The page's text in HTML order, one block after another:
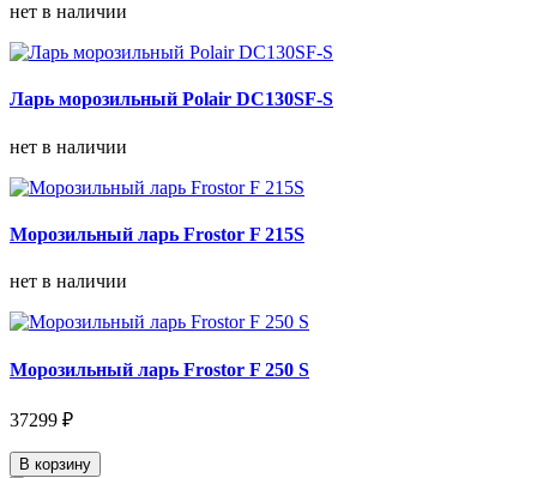
нет в наличии
Ларь морозильный Polair DC130SF-S
нет в наличии
Морозильный ларь Frostor F 215S
нет в наличии
Морозильный ларь Frostor F 250 S
37299 ₽
В корзину